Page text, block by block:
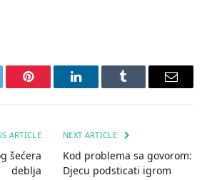
Pinterest LinkedInTumblr Email
ARTICLE
šećera
deblja
NEXT ARTICLE
Kod problema sa govorom:
Djecu podsticati igrom